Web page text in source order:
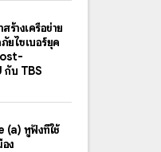
ร้างเครือข่าย
ยไซเบอร์ยุค
กับ TBS
(a) หูฟังที่ใช้
ง